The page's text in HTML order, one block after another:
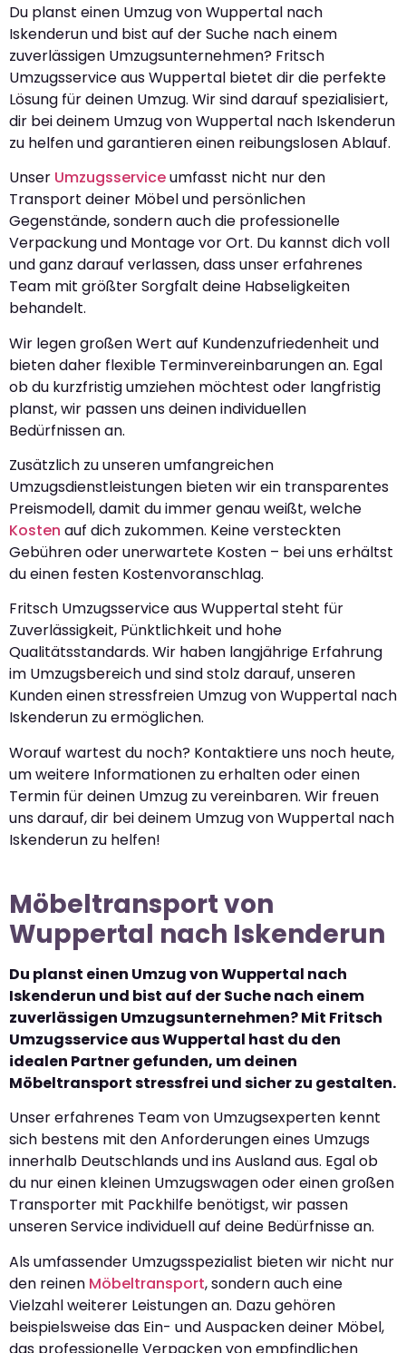
Du planst einen Umzug von Wuppertal nach
Iskenderun und bist auf der Suche nach einem
zuverlässigen Umzugsunternehmen? Fritsch
Umzugsservice aus Wuppertal bietet dir die perfekte
Lösung für deinen Umzug. Wir sind darauf spezialisiert,
dir bei deinem Umzug von Wuppertal nach Iskenderun
zu helfen und garantieren einen reibungslosen Ablauf.
Unser Umzugsserviceumfasst nicht nur den
Transport deiner Möbel und persönlichen
Gegenstände, sondern auch die professionelle
Verpackung und Montage vor Ort. Du kannst dich voll
und ganz darauf verlassen, dass unser erfahrenes
Team mit größter Sorgfalt deine Habseligkeiten
behandelt.
Wir legen großen Wert auf Kundenzufriedenheit und
bieten daher flexible Terminvereinbarungen an. Egal
ob du kurzfristig umziehen möchtest oder langfristig
planst, wir passen uns deinen individuellen
Bedürfnissen an.
Zusätzlich zu unseren umfangreichen
Umzugsdienstleistungen bieten wir ein transparentes
Preismodell, damit du immer genau weißt, welche
Kosten auf dich zukommen. Keine versteckten
Gebühren oder unerwartete Kosten – bei uns erhältst
du einen festen Kostenvoranschlag.
Fritsch Umzugsservice aus Wuppertal steht für
Zuverlässigkeit, Pünktlichkeit und hohe
Qualitätsstandards. Wir haben langjährige Erfahrung
im Umzugsbereich und sind stolz darauf, unseren
Kunden einen stressfreien Umzug von Wuppertal nach
Iskenderun zu ermöglichen.
Worauf wartest du noch? Kontaktiere uns noch heute,
um weitere Informationen zu erhalten oder einen
Termin für deinen Umzug zu vereinbaren. Wir freuen
uns darauf, dir bei deinem Umzug von Wuppertal nach
Iskenderun zu helfen!
Möbeltransport von
Wuppertal nach Iskenderun
Du planst einen Umzug von Wuppertal nach
Iskenderun und bist auf der Suche nach einem
zuverlässigen Umzugsunternehmen? Mit Fritsch
Umzugsservice aus Wuppertal hast du den
idealen Partner gefunden, um deinen
Möbeltransport stressfrei und sicher zu gestalten.
Unser erfahrenes Team von Umzugsexperten kennt
sich bestens mit den Anforderungen eines Umzugs
innerhalb Deutschlands und ins Ausland aus. Egal ob
du nur einen kleinen Umzugswagen oder einen großen
Transporter mit Packhilfe benötigst, wir passen
unseren Service individuell auf deine Bedürfnisse an.
Als umfassender Umzugsspezialist bieten wir nicht nur
den reinen Möbeltransport, sondern auch eine
Vielzahl weiterer Leistungen an. Dazu gehören
beispielsweise das Ein- und Auspacken deiner Möbel,
das professionelle Verpacken von empfindlichen